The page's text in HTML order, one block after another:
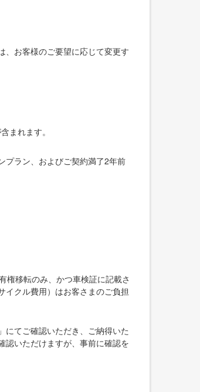
、お客様のご要望に応じて変更す
まれます。
プラン、およびご契約満了2年前
権移転のみ、かつ車検証に記載さ
イクル費用）はお客さまのご負担
にてご確認いただき、ご納得いた
認いただけますが、事前に確認を